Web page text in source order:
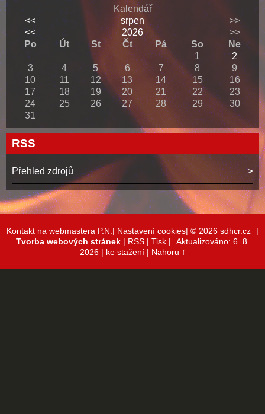
Kalendář
<<
srpen
>>
<<
2026
>>
Po
Út St Čt Pá So
Ne
1
2
3
4 5 6 7 8
9
10
11 12 13 14 15
16
17
18 19 20 21 22
23
24
25 26 27 28 29
30
31
RSS
Přehled zdrojů
Kontakt na webmastera P.N.| Nastavení cookies| © 2026 sdhcr.cz
|
Tvorba webových stránek| RSS| Tisk|
Aktualizováno: 6. 8.
2026 | ke stažení | Nahoru ↑